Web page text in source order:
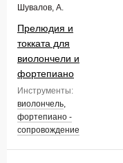
Шувалов, А.
Прелюдия и
токката для
виолончели и
фортепиано
Инструменты:
виолончель,
фортепиано -
сопровождение